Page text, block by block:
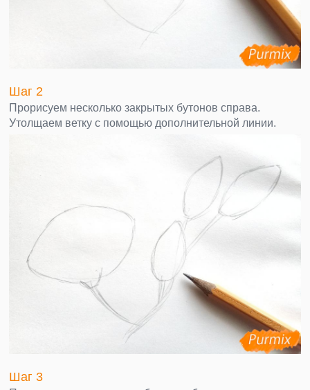
Шаг 2
Прорисуем несколько закрытых бутонов справа.
Утолщаем ветку с помощью дополнительной линии.
Шаг 3